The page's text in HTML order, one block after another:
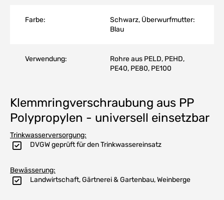
Farbe:
Schwarz, Überwurfmutter:
Blau
Verwendung:
Rohre aus PELD, PEHD,
PE40, PE80, PE100
Klemmringverschraubung aus PP
Polypropylen - universell einsetzbar
Trinkwasserversorgung:
DVGW geprüft für den Trinkwassereinsatz
Bewässerung:
Landwirtschaft, Gärtnerei & Gartenbau, Weinberge